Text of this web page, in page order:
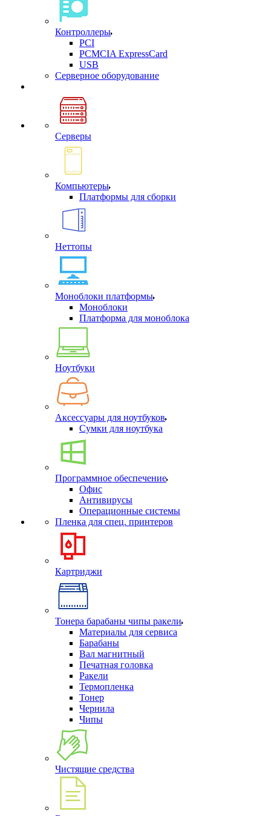
Контроллеры
PCI
PCMCIA ExpressCard
USB
Cерверное оборудование
Серверы
Компьютеры
Платформы для сборки
Неттопы
Моноблоки платформы
Моноблоки
Платформа для моноблока
Ноутбуки
Аксессуары для ноутбуков
Сумки для ноутбука
Программное обеспечение
Офис
Антивирусы
Операционные системы
Пленка для спец. принтеров
Картриджи
Тонера барабаны чипы ракели
Материалы для сервиса
Барабаны
Вал магнитный
Печатная головка
Ракели
Термопленка
Тонер
Чернила
Чипы
Чистящие средства